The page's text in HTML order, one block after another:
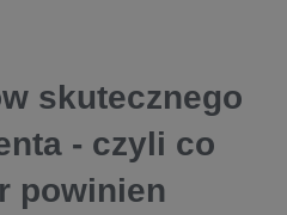
skutecznego
- czyli co
powinien